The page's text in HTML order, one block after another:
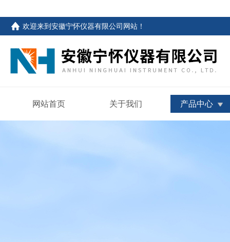
欢迎来到安徽宁怀仪器有限公司网站 ！
网站首页 关于我们 产品中心